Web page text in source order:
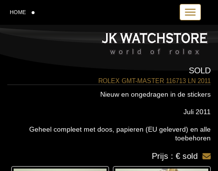
Toggle
HOME
SOLD
ROLEX GMT-MASTER 116713 LN 2011
Nieuw en ongedragen in de stickers
Juli 2011
Geheel compleet met doos, papieren (EU geleverd) en alle
toebehoren
Prijs : € sold